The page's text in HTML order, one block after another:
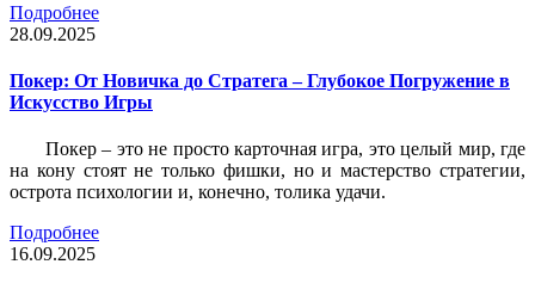
Подробнее
28.09.2025
Покер: От Новичка до Стратега – Глубокое Погружение в
Искусство Игры
Покер – это не просто карточная игра, это целый мир, где
на кону стоят не только фишки, но и мастерство стратегии,
острота психологии и, конечно, толика удачи.
Подробнее
16.09.2025